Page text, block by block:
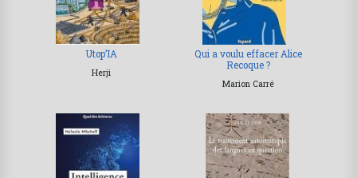
Utop’IA
Herji
Qui a voulu effacer Alice
Recoque ?
Marion Carré